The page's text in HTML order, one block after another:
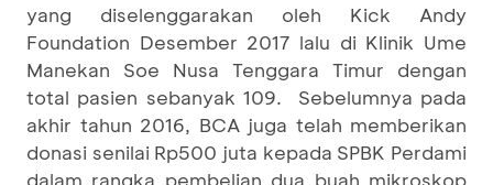
yang diselenggarakan oleh Kick Andy
Foundation Desember 2017 lalu di Klinik Ume
Manekan Soe Nusa Tenggara Timur dengan
total pasien sebanyak 109. Sebelumnya pada
akhir tahun 2016, BCA juga telah memberikan
donasi senilai Rp500 juta kepada SPBK Perdami
dalam rangka pembelian dua buah mikroskop